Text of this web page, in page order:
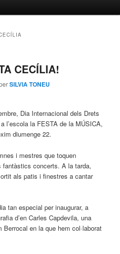
CECÍLIA!
SILVIA TONEU
Dia Internacional dels Drets
l’escola la FESTA de la MÚSICA,
diumenge 22.
i mestres que toquen
concerts. A la tarda,
als patis i finestres a cantar
tan especial per inaugurar, a
d’en Carles Capdevila, una
en la que hem col·laborat